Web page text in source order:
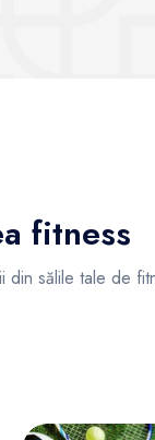
fitness
din sălile tale de